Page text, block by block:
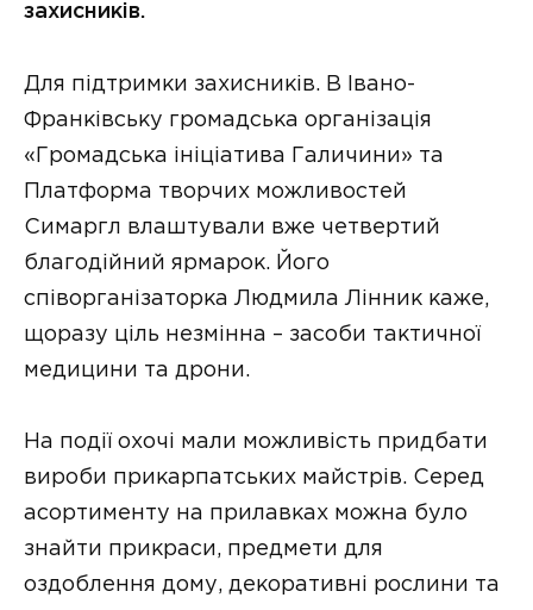
захисників.
Для підтримки захисників. В Івано-
Франківську громадська організація
«Громадська ініціатива Галичини» та
Платформа творчих можливостей
Симаргл влаштували вже четвертий
благодійний ярмарок. Його
співорганізаторка Людмила Лінник каже,
щоразу ціль незмінна – засоби тактичної
медицини та дрони.
На події охочі мали можливість придбати
вироби прикарпатських майстрів. Серед
асортименту на прилавках можна було
знайти прикраси, предмети для
оздоблення дому, декоративні рослини та